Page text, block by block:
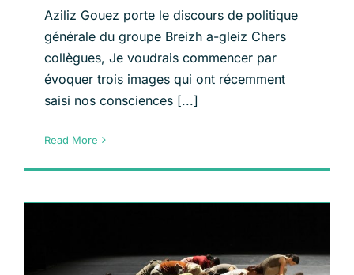
Aziliz Gouez porte le discours de politique
générale du groupe Breizh a-gleiz Chers
collègues, Je voudrais commencer par
évoquer trois images qui ont récemment
saisi nos consciences [...]
Read More